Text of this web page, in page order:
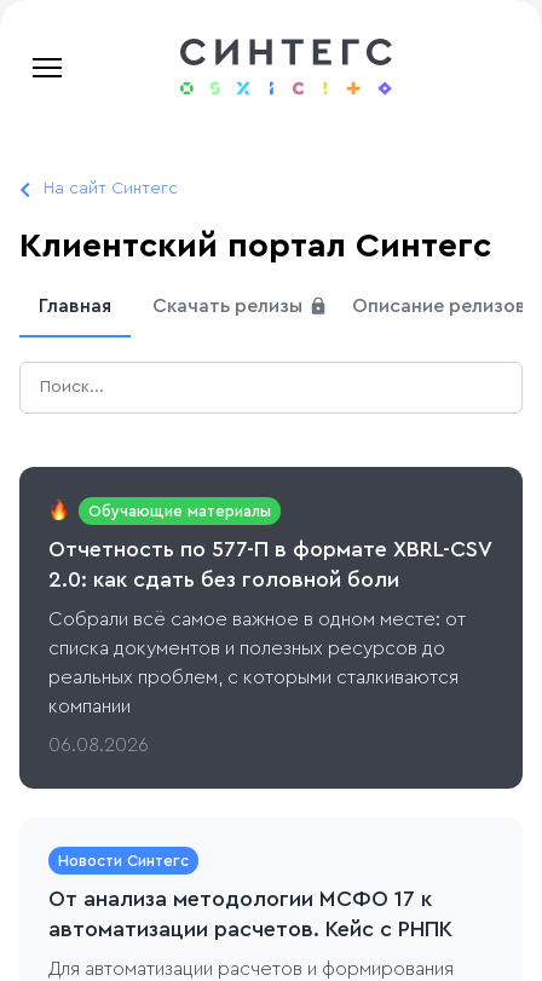
На сайт Синтегс
Клиентский портал Синтегс
Главная Скачать релизы Описание релизов
Обучающие материалы
Отчетность по 577-П в формате XBRL-CSV
2.0: как сдать без головной боли
Собрали всё самое важное в одном месте: от
списка документов и полезных ресурсов до
реальных проблем, с которыми сталкиваются
компании
06.08.2026
Новости Синтегс
От анализа методологии МСФО 17 к
автоматизации расчетов. Кейс c РНПК
Для автоматизации расчетов и формирования